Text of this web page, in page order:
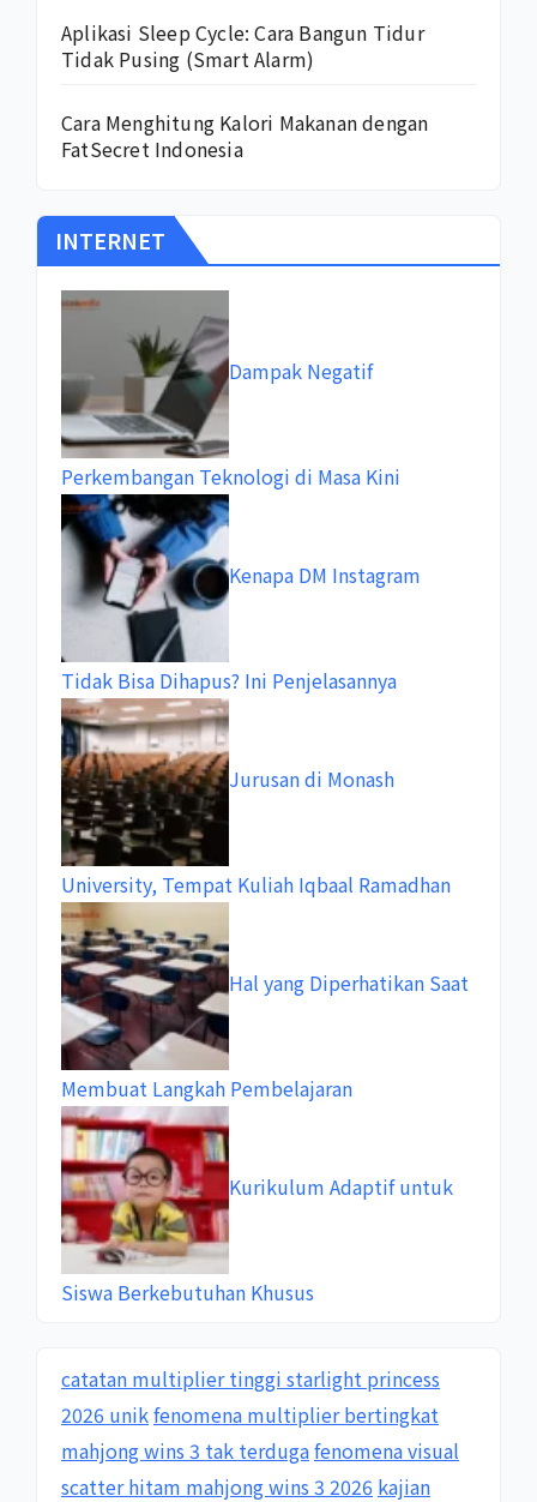
Aplikasi Sleep Cycle: Cara Bangun Tidur
Tidak Pusing (Smart Alarm)
Cara Menghitung Kalori Makanan dengan
FatSecret Indonesia
INTERNET
Dampak Negatif
Perkembangan Teknologi di Masa Kini
Kenapa DM Instagram
Tidak Bisa Dihapus? Ini Penjelasannya
Jurusan di Monash
University, Tempat Kuliah Iqbaal Ramadhan
Hal yang Diperhatikan Saat
Membuat Langkah Pembelajaran
Kurikulum Adaptif untuk
Siswa Berkebutuhan Khusus
catatan multiplier tinggi starlight princess
2026 unikfenomena multiplier bertingkat
mahjong wins 3 tak terdugafenomena visual
scatter hitam mahjong wins 3 2026 kajian